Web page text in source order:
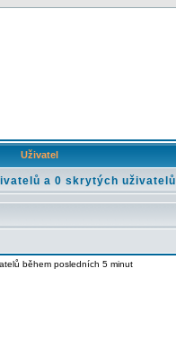
Uživatel
a 0 skrytých uživatelů
během posledních 5 minut